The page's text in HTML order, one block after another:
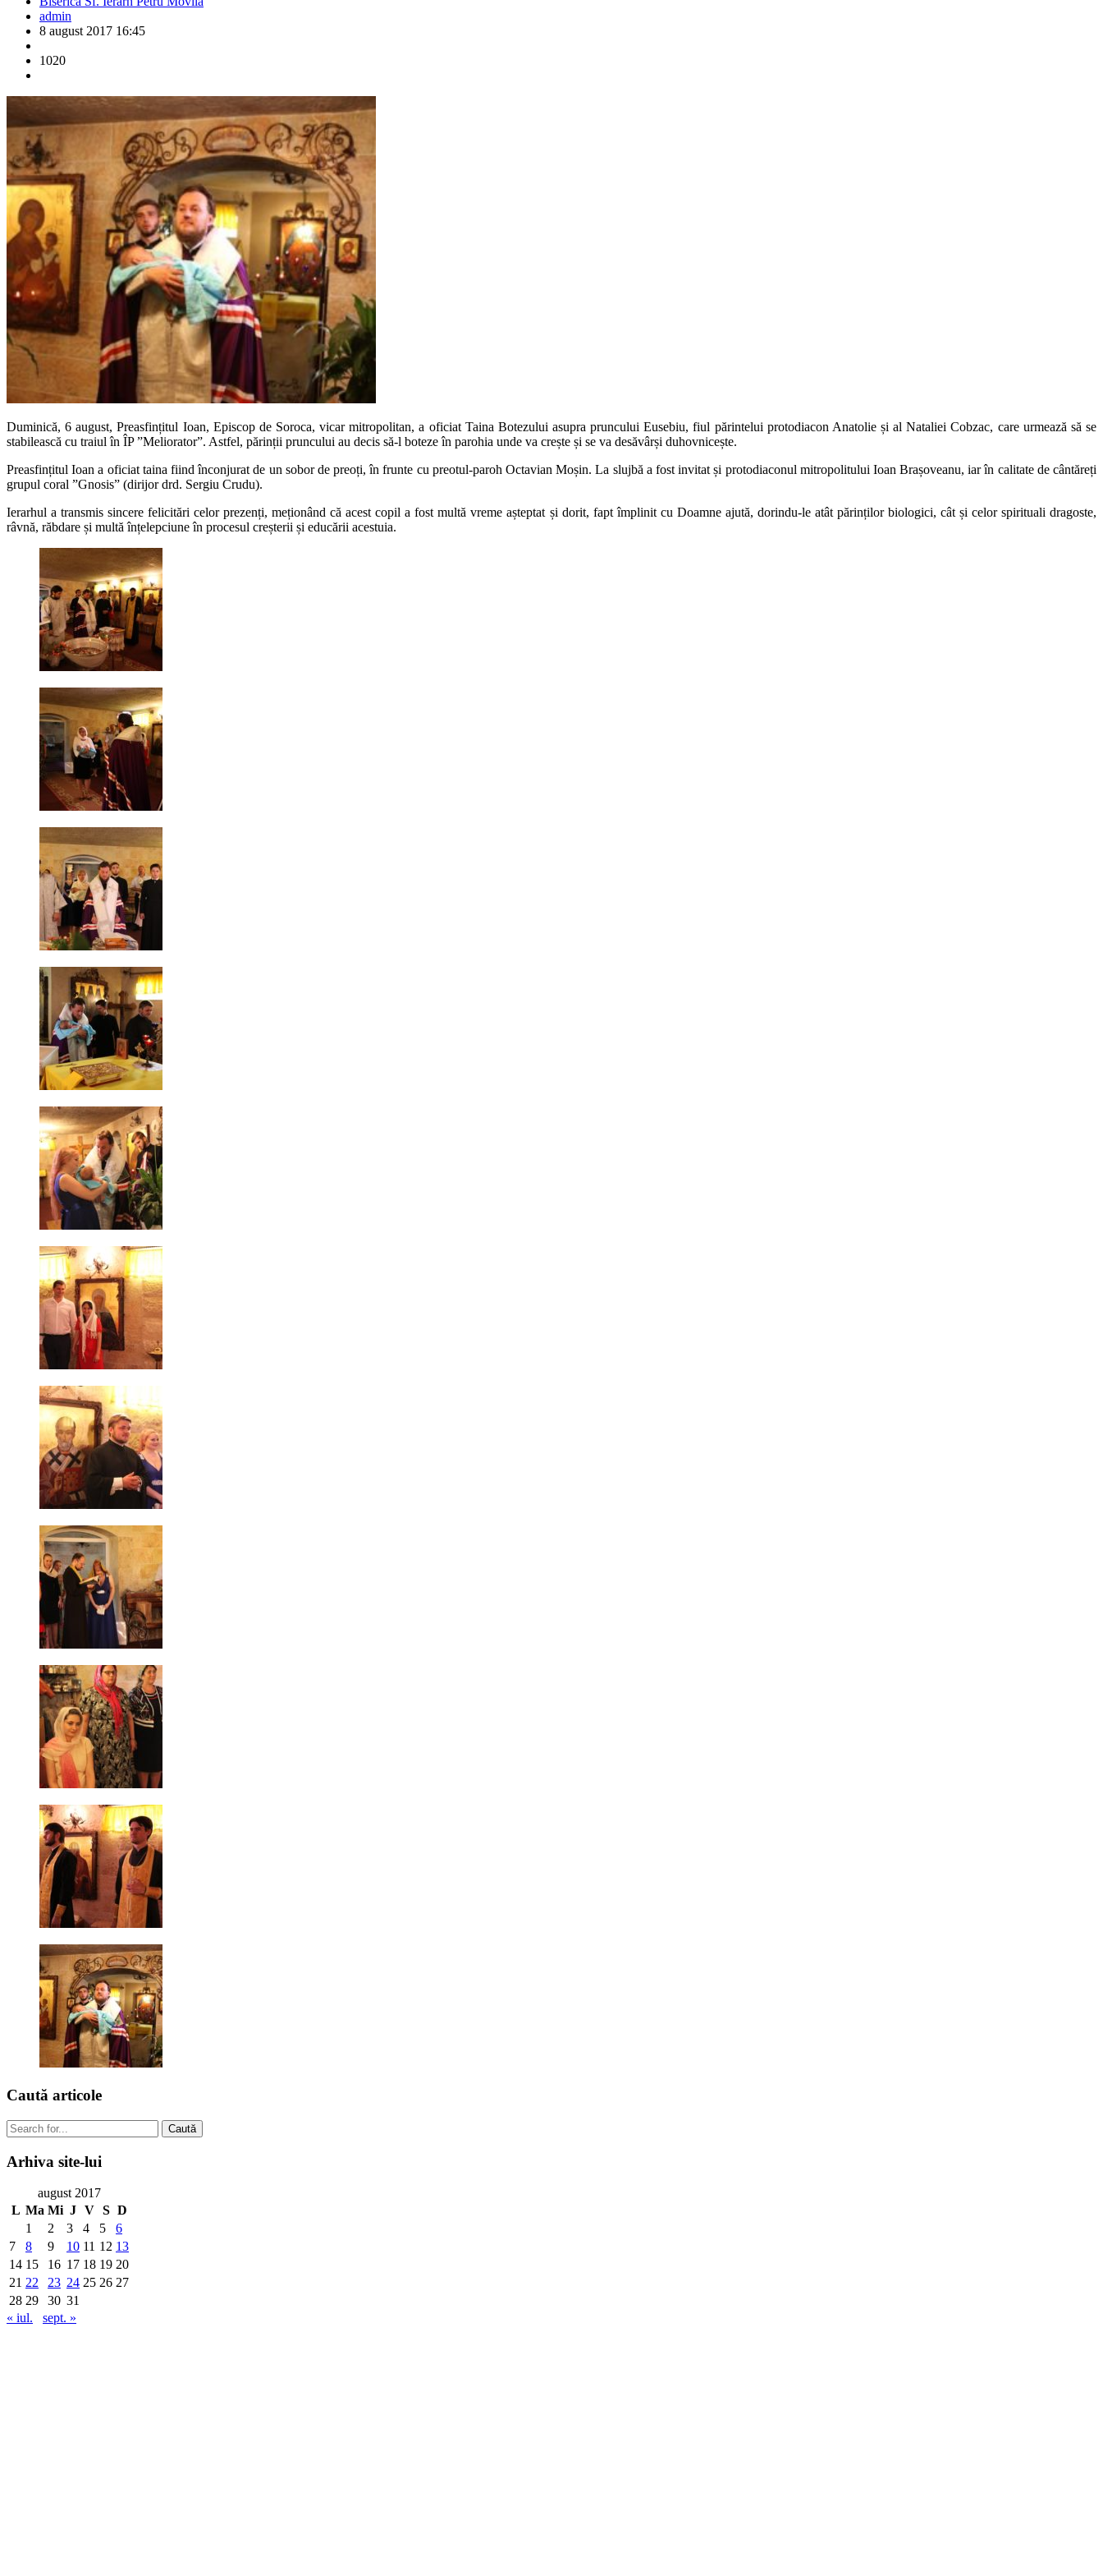
admin
8 august 2017 16:45
1020
Duminică, 6 august, Preasfințitul Ioan, Episcop de Soroca, vicar mitropolitan, a oficiat Taina Botezului asupra pruncului Eusebiu, fiul părintelui protodiacon Anatolie și al Nataliei Cobzac, care urmează să se
stabilească cu traiul în ÎP ”Meliorator”. Astfel, părinții pruncului au decis să-l boteze în parohia unde va crește și se va desăvârși duhovnicește.
Preasfințitul Ioan a oficiat taina fiind înconjurat de un sobor de preoți, în frunte cu preotul-paroh Octavian Moșin. La slujbă a fost invitat și protodiaconul mitropolitului Ioan Brașoveanu, iar în calitate de cântăreți
grupul coral ”Gnosis” (dirijor drd. Sergiu Crudu).
Ierarhul a transmis sincere felicitări celor prezenți, meționând că acest copil a fost multă vreme așteptat și dorit, fapt împlinit cu Doamne ajută, dorindu-le atât părinților biologici, cât și celor spirituali dragoste,
râvnă, răbdare și multă înțelepciune în procesul creșterii și educării acestuia.
Caută articole
Caută
Arhiva site-lui
august 2017
L Ma Mi J V S D
1
2 3 4 5
6
7
8 9 10 11 12 13
14 15 16 17 18 19 20
21 22 23 24 25 26 27
28 29 30 31
« iul.
sept. »